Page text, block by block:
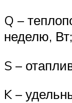
Q –
неделю, Вт;
S –
K –